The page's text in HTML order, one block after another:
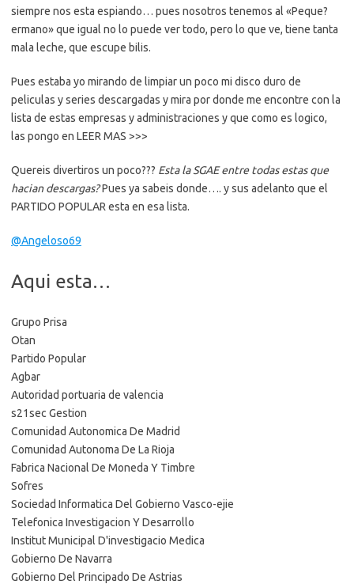
siempre nos esta espiando… pues nosotros tenemos al «Peque?
ermano» que igual no lo puede ver todo, pero lo que ve, tiene tanta
mala leche, que escupe bilis.
Pues estaba yo mirando de limpiar un poco mi disco duro de
peliculas y series descargadas y mira por donde me encontre con la
lista de estas empresas y administraciones y que como es logico,
las pongo en LEER MAS >>>
Quereis divertiros un poco??? Esta la SGAE entre todas estas que
hacian descargas?Pues ya sabeis donde…. y sus adelanto que el
PARTIDO POPULAR esta en esa lista.
@Angeloso69
Aqui esta…
Grupo Prisa
Otan
Partido Popular
Agbar
Autoridad portuaria de valencia
s21sec Gestion
Comunidad Autonomica De Madrid
Comunidad Autonoma De La Rioja
Fabrica Nacional De Moneda Y Timbre
Sofres
Sociedad Informatica Del Gobierno Vasco-ejie
Telefonica Investigacion Y Desarrollo
Institut Municipal D'investigacio Medica
Gobierno De Navarra
Gobierno Del Principado De Astrias